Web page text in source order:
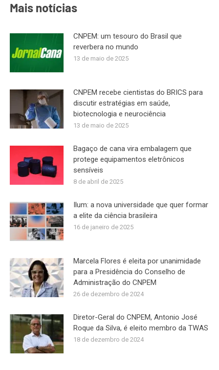
Mais notícias
CNPEM: um tesouro do Brasil que
reverbera no mundo
13 de maio de 2025
CNPEM recebe cientistas do BRICS para
discutir estratégias em saúde,
biotecnologia e neurociência
13 de maio de 2025
Bagaço de cana vira embalagem que
protege equipamentos eletrônicos
sensíveis
8 de abril de 2025
Ilum: a nova universidade que quer formar
a elite da ciência brasileira
16 de janeiro de 2025
Marcela Flores é eleita por unanimidade
para a Presidência do Conselho de
Administração do CNPEM
26 de dezembro de 2024
Diretor-Geral do CNPEM, Antonio José
Roque da Silva, é eleito membro da TWAS
18 de dezembro de 2024